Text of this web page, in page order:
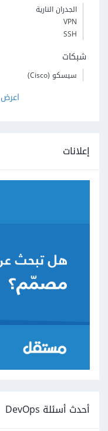
الجدران النارية
VPN
SSH
شبكات
سيسكو (Cisco)
إعلانات
أحدث أسئلة DevOps